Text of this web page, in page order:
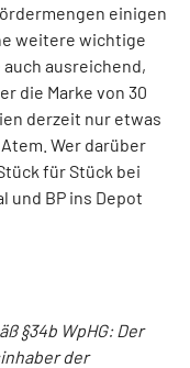
einigen
weitere wichtige
ausreichend,
die Marke von 30
derzeit nur etwas
Wer darüber
für Stück bei
und BP ins Depot
§34b WpHG: Der
der